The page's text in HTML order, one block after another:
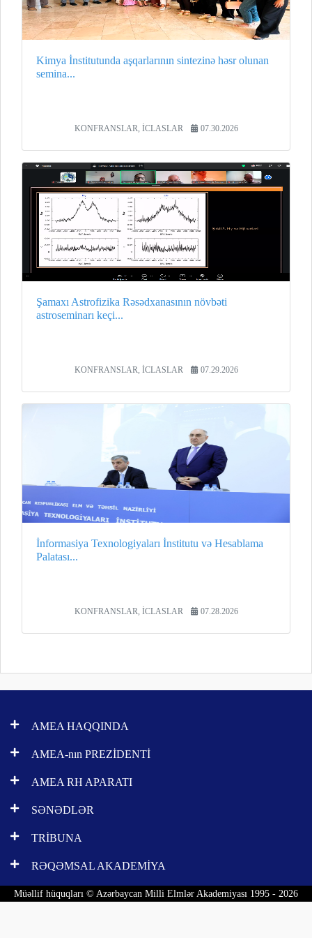
Kimya İnstitutunda aşqarlarının sintezinə həsr olunan
semina...
KONFRANSLAR, İCLASLAR 07.30.2026
Şamaxı Astrofizika Rəsədxanasının növbəti
astroseminarı keçi...
KONFRANSLAR, İCLASLAR 07.29.2026
İnformasiya Texnologiyaları İnstitutu və Hesablama
Palatası...
KONFRANSLAR, İCLASLAR 07.28.2026
AMEA HAQQINDA
AMEA-nın PREZİDENTİ
AMEA RH APARATI
SƏNƏDLƏR
TRİBUNA
RƏQƏMSAL AKADEMİYA
Müəllif hüquqları © Azərbaycan Milli Elmlər Akademiyası 1995 - 2026